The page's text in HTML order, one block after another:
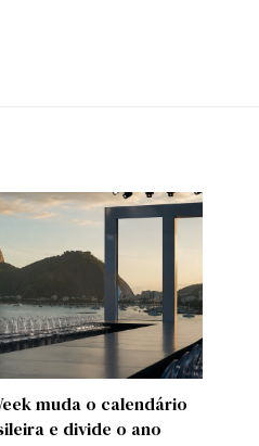
muda o calendário
e divide o ano